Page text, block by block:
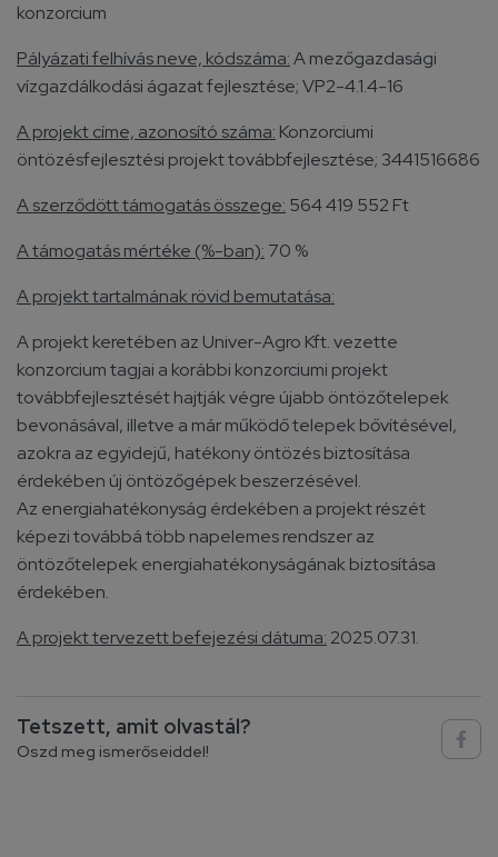
konzorcium
Pályázati felhívás neve, kódszáma:A mezőgazdasági
vízgazdálkodási ágazat fejlesztése; VP2-4.1.4-16
A projekt címe, azonosító száma: Konzorciumi
öntözésfejlesztési projekt továbbfejlesztése; 3441516686
A szerződött támogatás összege: 564 419 552 Ft
A támogatás mértéke (%-ban): 70 %
A projekt tartalmának rövid bemutatása:
A projekt keretében az Univer-Agro Kft. vezette
konzorcium tagjai a korábbi konzorciumi projekt
továbbfejlesztését hajtják végre újabb öntözőtelepek
bevonásával, illetve a már működő telepek bővítésével,
azokra az egyidejű, hatékony öntözés biztosítása
érdekében új öntözőgépek beszerzésével.
Az energiahatékonyság érdekében a projekt részét
képezi továbbá több napelemes rendszer az
öntözőtelepek energiahatékonyságának biztosítása
érdekében.
A projekt tervezett befejezési dátuma: 2025.07.31.
Tetszett, amit olvastál?
Oszd meg ismerőseiddel!